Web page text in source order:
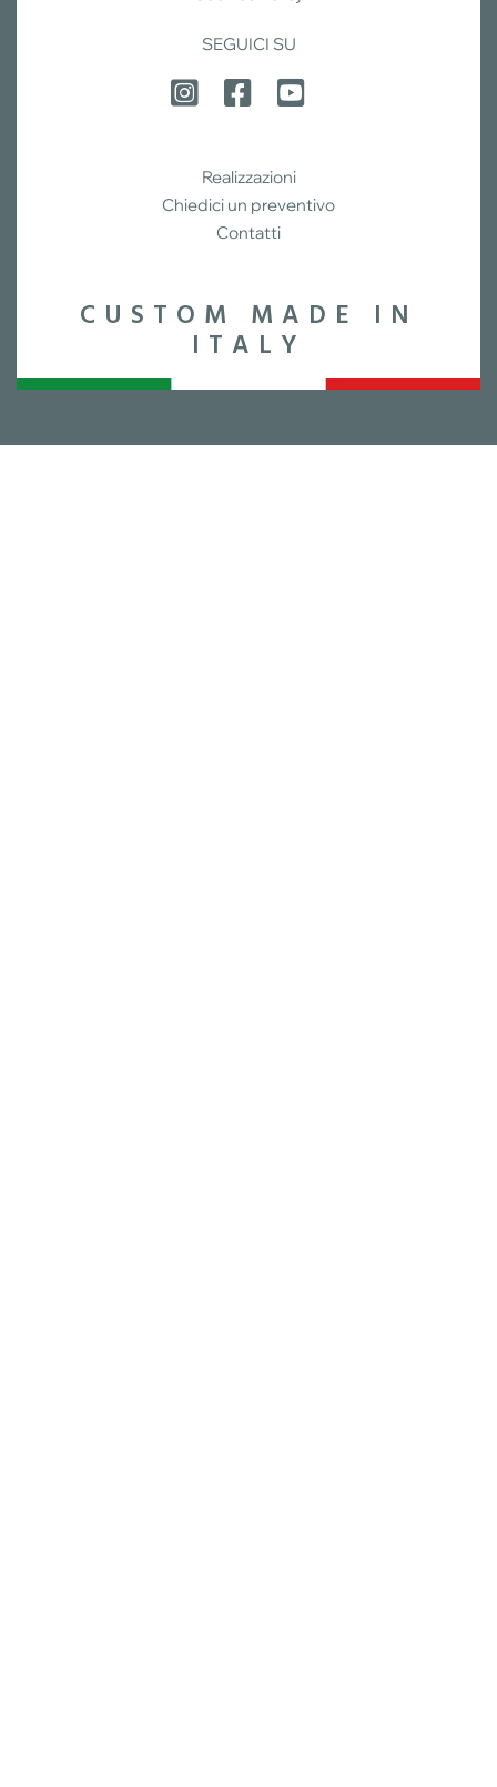
Realizzazioni
Chiedici un preventivo
Contatti
CUSTOM MADE IN
ITALY
SEGUICI SU